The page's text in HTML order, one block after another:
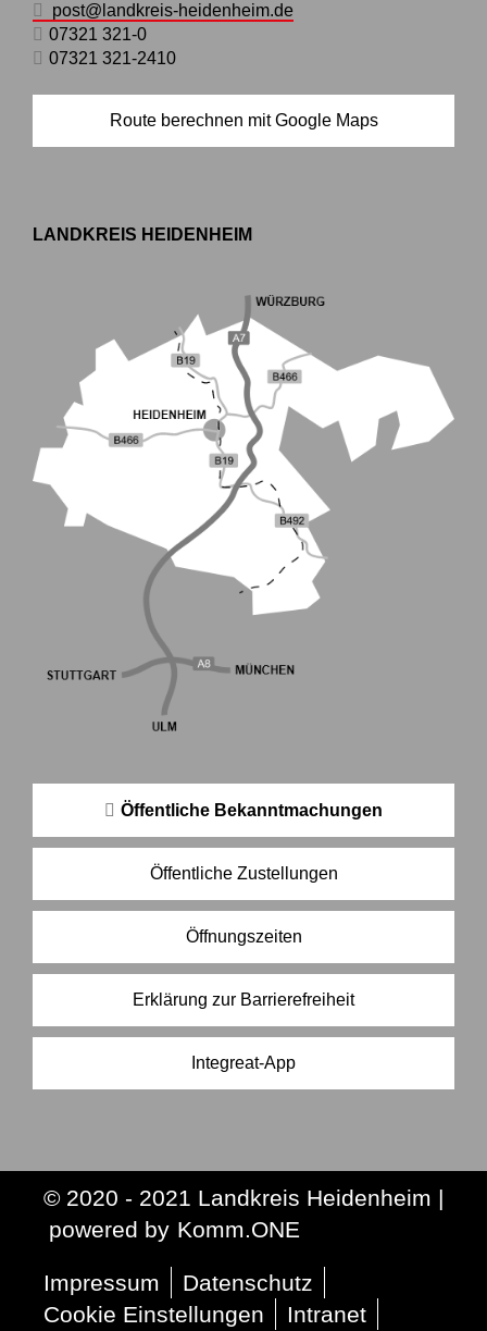
post@landkreis-heidenheim.de
07321 321-0
07321 321-2410
Route berechnen mit Google Maps
LANDKREIS HEIDENHEIM
Öffentliche Bekanntmachungen
Öffentliche Zustellungen
Öffnungszeiten
Erklärung zur Barrierefreiheit
Integreat-App
© 2020 - 2021 Landkreis Heidenheim |
powered by Komm.ONE
Impressum
Datenschutz
Cookie Einstellungen
Intranet